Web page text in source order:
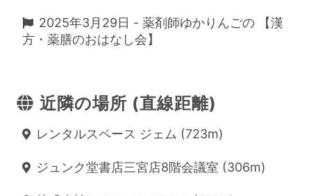
2025年3月29日 - 薬剤師ゆかりんごの 【漢
方・薬膳のおはなし会】
近隣の場所 (直線距離)
レンタルスペース ジェム (723m)
ジュンク堂書店三宮店8階会議室 (306m)